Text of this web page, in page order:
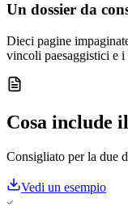
Un dossier da
Dieci pagine
vincoli paesaggistici e
Cosa include
Consigliato per la due
Vedi un esempio